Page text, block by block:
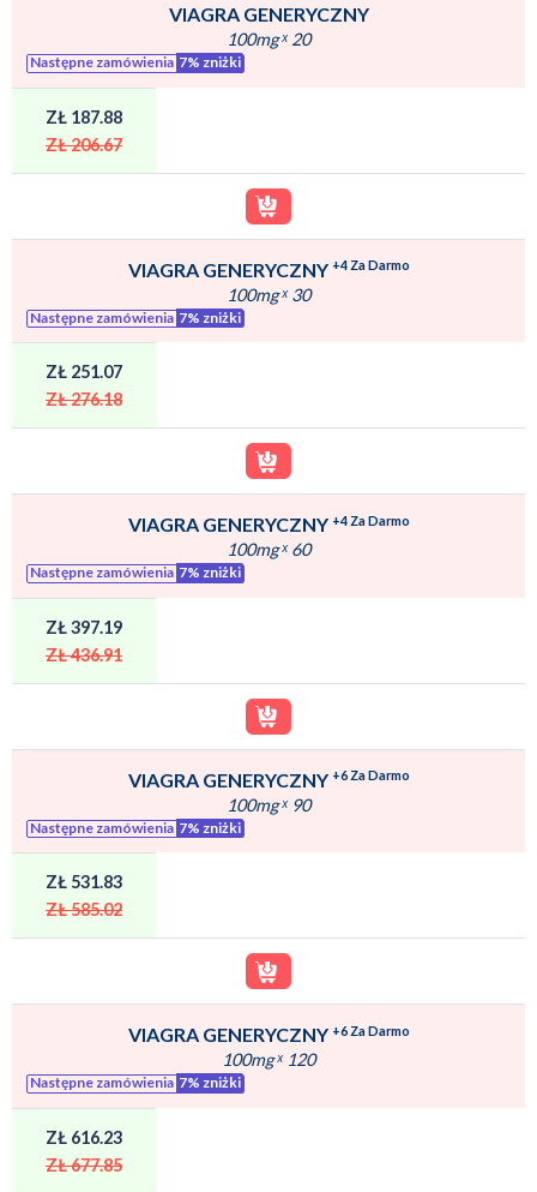
VIAGRA GENERYCZNY
100mgˣ20
Następne zamówienia 7% zniżki
ZŁ 187.88
ZŁ 206.67
VIAGRA GENERYCZNY +4 Za Darmo
100mgˣ30
Następne zamówienia 7% zniżki
ZŁ 251.07
ZŁ 276.18
VIAGRA GENERYCZNY +4 Za Darmo
100mgˣ60
Następne zamówienia 7% zniżki
ZŁ 397.19
ZŁ 436.91
VIAGRA GENERYCZNY +6 Za Darmo
100mgˣ 90
Następne zamówienia 7% zniżki
ZŁ 531.83
ZŁ 585.02
VIAGRA GENERYCZNY +6 Za Darmo
100mgˣ 120
Następne zamówienia 7% zniżki
ZŁ 616.23
ZŁ 677.85